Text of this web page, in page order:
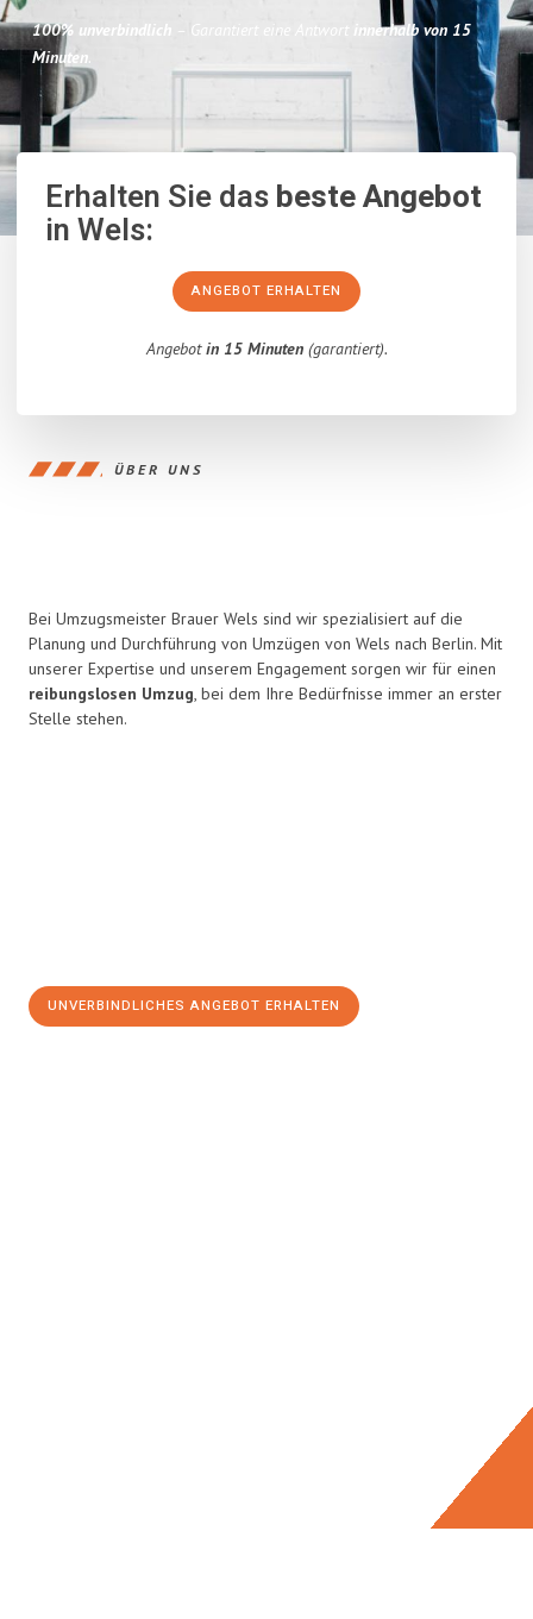
100% unverbindlich – Garantiert eine Antwort
innerhalb von 15
Minuten.
Erhalten Sie dasbeste Angebot
in Wels:
ANGEBOT ERHALTEN
Angebotin 15 Minuten(garantiert).
ÜBER UNS
Bei Umzugsmeister Brauer Wels sind wir spezialisiert auf die
Planung und Durchführung von Umzügen von Wels nach Berlin. Mit
unserer Expertise und unserem Engagement sorgen wir für einen
reibungslosen Umzug, bei dem Ihre Bedürfnisse immer an erster
Stelle stehen.
UNVERBINDLICHES ANGEBOT ERHALTEN